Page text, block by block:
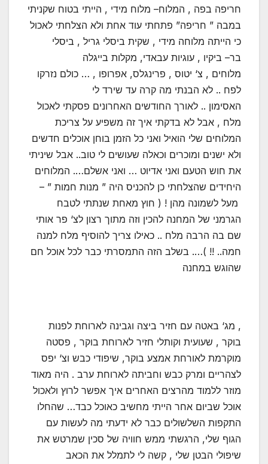
חריפה בפה , המלוח– מלוח מידי , הייתי בטוח שקניתי
במבה ” חריפה” פתחתי עוד אחת ולא הצלחתי לאכול
כי הייתה מלוחה מידי , שקית ביסלי גריל , ביסלי
בר– ביקיו , עוגיות עבאדי, מקלות בייגלה
מלוחים , צ‘ יטוס , פרינגלס, אפרופו , … כולם נזרקו
לפח .. לא הבנתי מה קרה עד שירד לי
האסימון .. לאורך החודשים האחרונים פסקתי לאכול
מלח , אבל לא בדקתי איך זה משפיע על צריכת
המלוחים שלי הואיל ואני כל הזמן בוחן אוכלים חדשים
ולא ישנים ומוכרים וכאלה שעושים לי טוב.. אבל שיניתי
את חוש הטעם ואני אדיוט … ואני אשלם…. המלוחים
היחידים שהצלחתי כן להכניס היה ” מנות חמות ” –
מעל לשמונה מהן ! ( חוץ מאחת שנתתי לטבח
הגרמני של המחנה להכין וזה מתוך רצון לצ‘ פר אותי
שם בה הרבה מלח .. כאילו צריך להוסיף מלח למנה
חמה.. !! )…. בשלב הזה התמסרתי כבר לכל אוכל חם
שהוגש במחנה
, מג‘ באטה עם חזיר ביצה וגבינה לארוחת לפנות
בוקר , שעועית וקותלי חזיר לארוחת בוקר , פסטה
מוקרמת לאורחת אמצע בוקר, שיפודי כבש וצ‘ יפס
לצהריים ומרק כבש וחביתה לארוחת ערב . היה מאוד
מוזר ללמוד מהרצים האחרים איך אפשר לרוץ ולאכול
אוכל שביום אחר הייתי מחשיב כאוכל כבד… שהחלו
התקפות השלשולים כבר לא ידעתי מה לעשות עם
הגוף שלי, הרגשתי ממש חוויה של סכין שמרטש את
שיפולי הבטן שלי , קשה לי לתמלל את הכאב